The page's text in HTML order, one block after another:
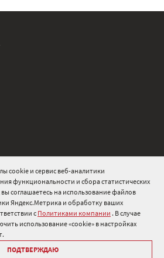
cookie и сервис веб-аналитики
функциональности и сбора статистических
соглашаетесь на использование файлов
Яндекс.Метрика и обработку ваших
с Политиками компании . В случае
использование «cookie» в настройках
ПОДТВЕРЖДАЮ